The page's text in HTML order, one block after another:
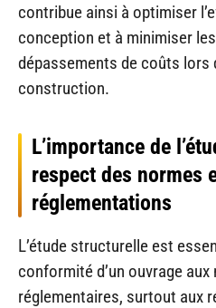
contribue ainsi à optimiser
conception et à minimiser
dépassements de coûts lors
construction.
L’importance de
respect des normes
réglementations
L’étude structurelle est
conformité d’un ouvrage
réglementaires, surtout aux